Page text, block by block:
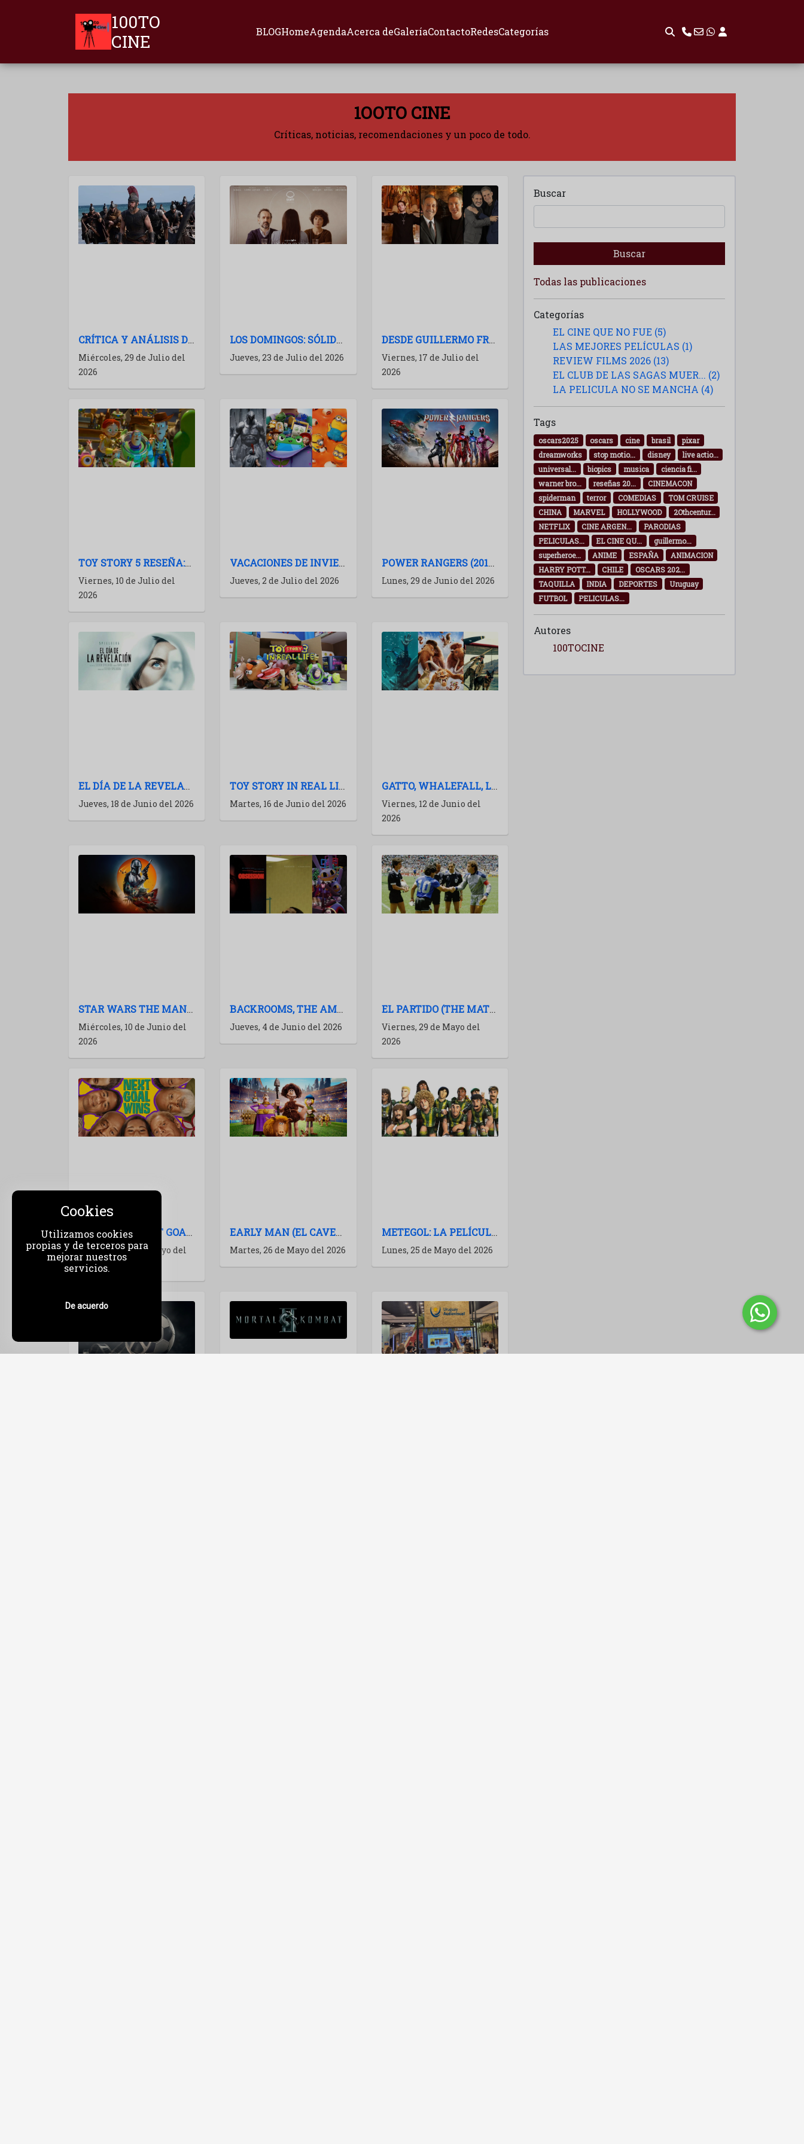
Cookies
Utilizamos cookies
propias y de terceros para
mejorar nuestros
servicios.
De acuerdo
100TO
CINE
BLOGHomeAgendaAcerca deGaleríaContactoRedesCategorías
1OOTO CINE
Críticas, noticias, recomendaciones y un poco de todo.
CRÍTICA Y ANÁLISIS DE LA ODISEA (THE ODYSSEY): NOLAN A TODA POTENCIA
Miércoles, 29 de Julio del
2026
LOS DOMINGOS: SÓLIDO EXPONENTE DEL CINE ESPAÑOL
Jueves, 23 de Julio del 2026
DESDE GUILLERMO FRANCELLA HASTA WOS: LAS PELÍCULAS ARGENTINAS PARA 2027
Viernes, 17 de Julio del
2026
TOY STORY 5 RESEÑA:UNA CORRECTA ENTREGA DE MÚLTIPLES BOSTEZOS
Viernes, 10 de Julio del
2026
VACACIONES DE INVIERNO 2026: RECOMENDACIONES DE PELÍCULAS PARA IR AL CINE
Jueves, 2 de Julio del 2026
POWER RANGERS (2017): EL CLUB DE LAS SAGAS MUERTAS
Lunes, 29 de Junio del 2026
EL DÍA DE LA REVELACIÓN (DISCLOSURE DAY): CRÍTICA Y ANÁLISIS
Jueves, 18 de Junio del 2026
TOY STORY IN REAL LIFE: UN EXPERIMENTO MARAVILLOSO
Martes, 16 de Junio del 2026
GATTO, WHALEFALL, LA ERA DE HIELO 6 Y MÁS: AVALANCHA DE TRAILERS
Viernes, 12 de Junio del
2026
STAR WARS THE MANDALORIAN AND GROGU: LA FUERZA RECUPERADA
Miércoles, 10 de Junio del
2026
BACKROOMS, THE AMAZING DIGITAL CIRCUS, OBSESSION: EL EFECTO YOUTUBE EN CINES
Jueves, 4 de Junio del 2026
EL PARTIDO (THE MATCH): DOCUMENTAL SOBRE ARGENTINA-INGLATERRA EN EL MUNDIAL 86
Viernes, 29 de Mayo del
2026
GOL GANA (NEXT GOAL WINS): LA PELÍCULA NO SE MANCHA
Miércoles, 27 de Mayo del
2026
EARLY MAN (EL CAVERNICOLA): LA PELÍCULA NO SE MANCHA
Martes, 26 de Mayo del 2026
METEGOL: LA PELÍCULA NO SE MANCHA
Lunes, 25 de Mayo del 2026
Buscar
Buscar
Todas las publicaciones
Categorías
EL CINE QUE NO FUE (5)
LAS MEJORES PELÍCULAS (1)
REVIEW FILMS 2026 (13)
EL CLUB DE LAS SAGAS MUER... (2)
LA PELICULA NO SE MANCHA (4)
Tags
oscars2025 oscars cine brasil
pixar
dreamworks
stop motio... disney
live actio...
universal...
biopics musica
ciencia fi...
warner bro...
reseñas 20...
CINEMACON
spiderman
terror COMEDIAS
TOM CRUISE
CHINA
MARVEL HOLLYWOOD
2Othcentur...
NETFLIX
CINE ARGEN...
PARODIAS
PELICULAS...
EL CINE QU...
guillermo...
superheroe...
ANIME ESPAÑA
ANIMACION
HARRY POTT...
CHILE
OSCARS 202...
TAQUILLA
INDIA DEPORTES
Uruguay
FUTBOL
PELICULAS...
Autores
100TOCINE